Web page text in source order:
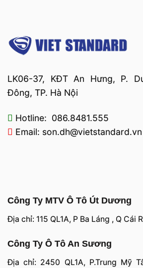
LK06-37, KĐT An Hưng, P.
Đông, TP. Hà Nội
Hotline: 086.8481.555
Email: son.dh@vietstandard.vn
Công Ty MTV Ô Tô Út Dương
Địa chỉ: 115 QL1A, P Ba Láng , Q Cái
Công Ty Ô Tô An Sương
Địa chỉ: 2450 QL1A, P.Trung Mỹ